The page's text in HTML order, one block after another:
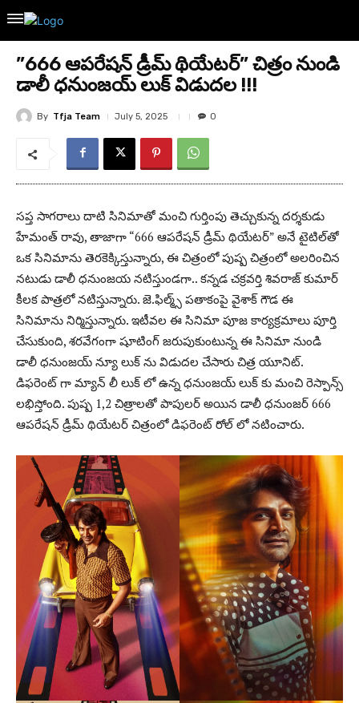
”666 ఆపరేషన్ డ్రీమ్ థియేటర్” చిత్రం నుండి
డాలీ ధనుంజయ్ లుక్ విడుదల !!!
By Tfja Team July 5, 2025 0
సప్త సాగరాలు దాటి సినిమాతో మంచి గుర్తింపు తెచ్చుకున్న ద‌ర్శ‌కుడు
హేమంత్ రావు, తాజాగా “666 ఆప‌రేష‌న్ డ్రీమ్ థియేట‌ర్” అనే టైటిల్‌తో
ఒక సినిమాను తెరకెక్కిస్తున్నారు, ఈ చిత్రంలో పుష్ప చిత్రంలో అల‌రించిన
న‌టుడు డాలీ ధ‌నుంజ‌య న‌టిస్తుండగా.. కన్నడ చక్రవర్తి శివరాజ్ కుమార్
కీలక పాత్రలో నటిస్తున్నారు. జె.ఫిల్మ్స్ పతాకంపై వైశాక్ గౌడ ఈ
సినిమాను నిర్మిస్తున్నారు. ఇటీవల ఈ సినిమా పూజ కార్య‌క్ర‌మాలు పూర్తి
చేసుకుంది, శరవేగంగా షూటింగ్ జరుపుకుంటున్న ఈ సినిమా నుండి
డాలీ ధనుంజయ్ న్యూ లుక్ ను విడుదల చేసారు చిత్ర యూనిట్.
డిఫరెంట్ గా మ్యాన్ లీ లుక్ లో ఉన్న ధనుంజయ్ లుక్ కు మంచి రెస్పాన్స్
లభిస్తోంది. పుష్ప 1,2 చిత్రాలతో పాపులర్ అయిన డాలీ ధనుంజర్ 666
ఆపరేషన్ డ్రీమ్ థియేటర్ చిత్రంలో డిఫరెంట్ రోల్ లో నటించారు.